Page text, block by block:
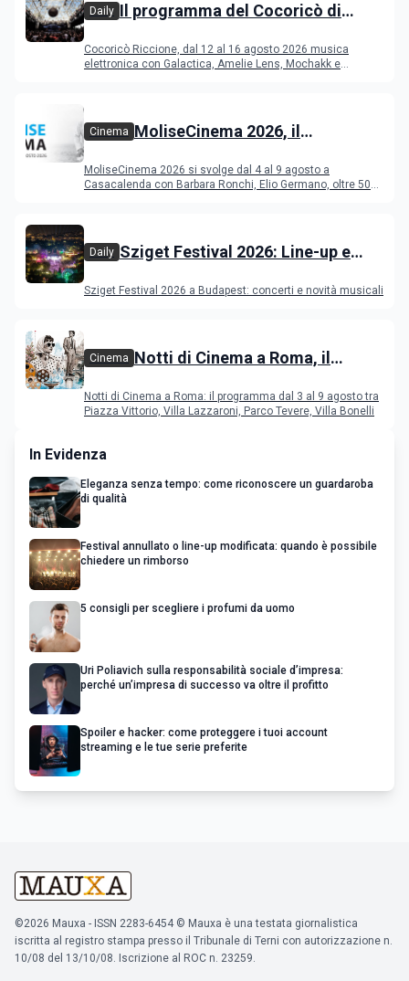
Daily Il programma del Cocoricò di
Cocoricò Riccione, dal 12 al 16 agosto 2026 musica
elettronica con Galactica, Amelie Lens, Mochakk e
Cinema MoliseCinema 2026, il
MoliseCinema 2026 si svolge dal 4 al 9 agosto a
Casacalenda con Barbara Ronchi, Elio Germano, oltre 50
Daily Sziget Festival 2026: Line-up e
Sziget Festival 2026 a Budapest: concerti e novità musicali
Cinema Notti di Cinema a Roma, il
Notti di Cinema a Roma: il programma dal 3 al 9 agosto tra
Piazza Vittorio, Villa Lazzaroni, Parco Tevere, Villa Bonelli
In Evidenza
Eleganza senza tempo: come riconoscere un guardaroba
di qualità
Festival annullato o line-up modificata: quando è possibile
chiedere un rimborso
5 consigli per scegliere i profumi da uomo
Uri Poliavich sulla responsabilità sociale d’impresa:
perché un’impresa di successo va oltre il profitto
Spoiler e hacker: come proteggere i tuoi account
streaming e le tue serie preferite
©2026 Mauxa - ISSN 2283-6454 © Mauxa è una testata giornalistica
iscritta al registro stampa presso il Tribunale di Terni con autorizzazione n.
10/08 del 13/10/08. Iscrizione al ROC n. 23259.